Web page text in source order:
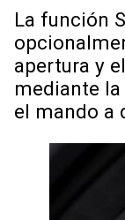
La función
apertura y
mediante
el mando a